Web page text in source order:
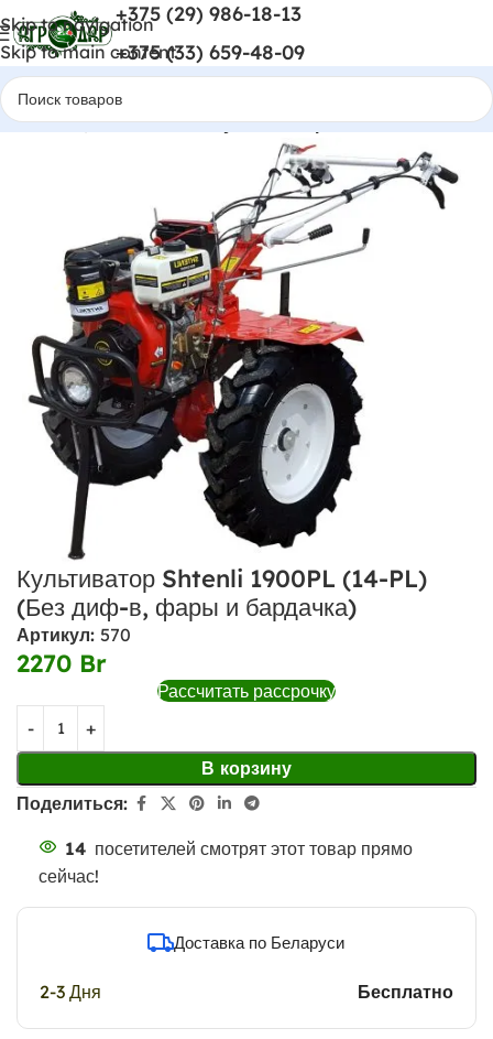
Skip to navigation
Skip to main content
+375 (29) 986-18-13
+375 (33) 659-48-09
Главная Мотоблоки и культиваторы
Культиватор Shtenli 1900PL (14-PL)
(Без диф-в, фары и бардачка)
Артикул: 570
2270 Br
Рассчитать рассрочку
В корзину
Поделиться:
14 посетителей смотрят этот товар прямо
сейчас!
Доставка по Беларуси
2-3 Дня Бесплатно